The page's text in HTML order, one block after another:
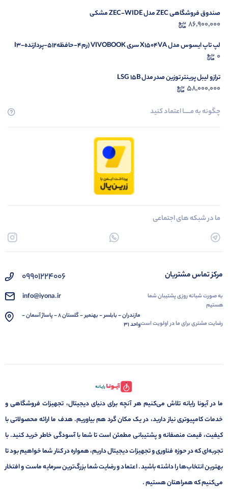
صندوق فروشگاهی ZEC مدل ZEC-WIDE مشکی
86,900,000
لپ تاپ ایسوس مدل X1504VA سری VIVOBOOK (رم4-حافظه512-پردازندهI3-
1335U)
0
ترازو لیبل پرینتر توزین صدر مدل LSG 15B
58,000,000
چگونه به مــــــا اعتماد کنید
ما در شبکه های اجتماعی
مرکز تماس مشتریان
به صورت شبانه روزی پشتیبان شما
هستیم
رضایت مشتری برای ما در اولویت است
09901224006
info@iyona.ir
مازندران - بابلسر - بهنمیر - گلستان 8 - پاساژ آسمان -
واحد 31
ما در آیونا رایانه تلاش می‌کنیم هر آنچه برای دنیای دیجیتال، تجهیزات فروشگاهی و
خدمات کامپیوتری نیاز دارید، در یک مکان گرد هم بیاوریم. هدف ما ارائه محصولاتی با
کیفیت، قیمت منصفانه و پشتیبانی مطمئن است تا شما با آسودگی خاطر خرید کنید. با
تجربه‌ای که در حوزه فناوری و تجهیزات دیجیتال داریم، همواره در کنار شما خواهیم بود تا
بهترین انتخاب‌ها را داشته باشید. اعتماد و رضایت شما بزرگ‌ترین سرمایه ماست و افتخار
می‌کنیم که همراهتان هستیم .